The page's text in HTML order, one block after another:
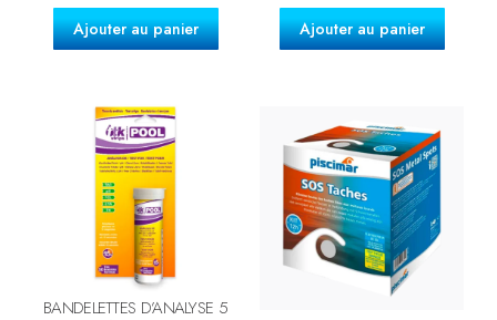
Ajouter au panier Ajouter au panier
BANDELETTES D’ANALYSE 5